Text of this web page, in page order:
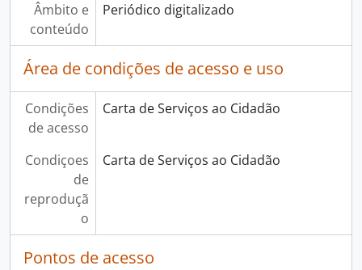
Âmbito e
conteúdo
Periódico digitalizado
Área de condições de acesso e uso
Condições
de acesso
Carta de Serviços ao Cidadão
Condiçoes
de
reproduçã
o
Carta de Serviços ao Cidadão
Pontos de acesso